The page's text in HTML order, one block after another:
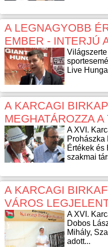
A LEGNAGYOBB
EMBER - INTERJÚ
Live
A KARCAGI
MEGHATÁROZZA
A XVI.
Prohászka
Értékek és
szakmai
A KARCAGI
VÁROS
A XVI.
Dobos
Mihály,
adott...